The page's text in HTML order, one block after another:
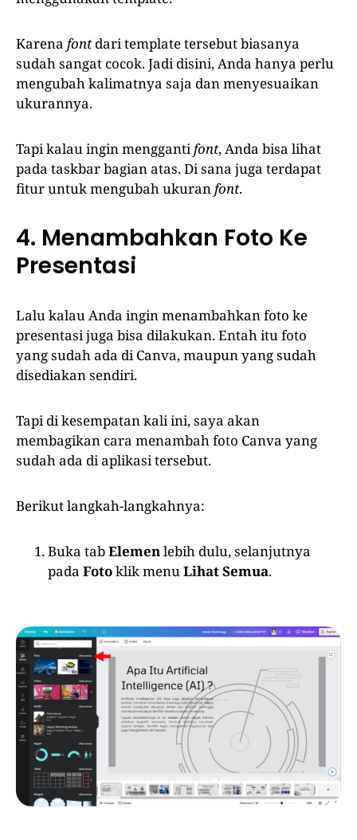
Karena fontdari template tersebut biasanya
sudah sangat cocok. Jadi disini, Anda hanya perlu
mengubah kalimatnya saja dan menyesuaikan
ukurannya.
Tapi kalau ingin menggantifont, Anda bisa lihat
pada taskbar bagian atas. Di sana juga terdapat
fitur untuk mengubah ukuranfont.
4. Menambahkan Foto Ke
Presentasi
Lalu kalau Anda ingin menambahkan foto ke
presentasi juga bisa dilakukan. Entah itu foto
yang sudah ada di Canva, maupun yang sudah
disediakan sendiri.
Tapi di kesempatan kali ini, saya akan
membagikan cara menambah foto Canva yang
sudah ada di aplikasi tersebut.
Berikut langkah-langkahnya:
Buka tabElemenlebih dulu, selanjutnya
pada Fotoklik menuLihat Semua.